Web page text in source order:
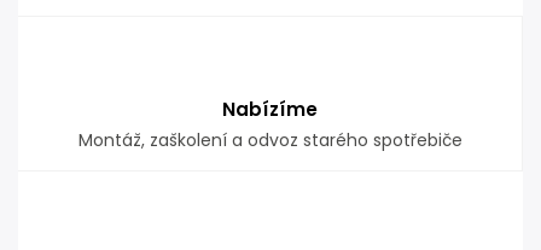
Nabízíme
Montáž, zaškolení a odvoz starého spotřebiče